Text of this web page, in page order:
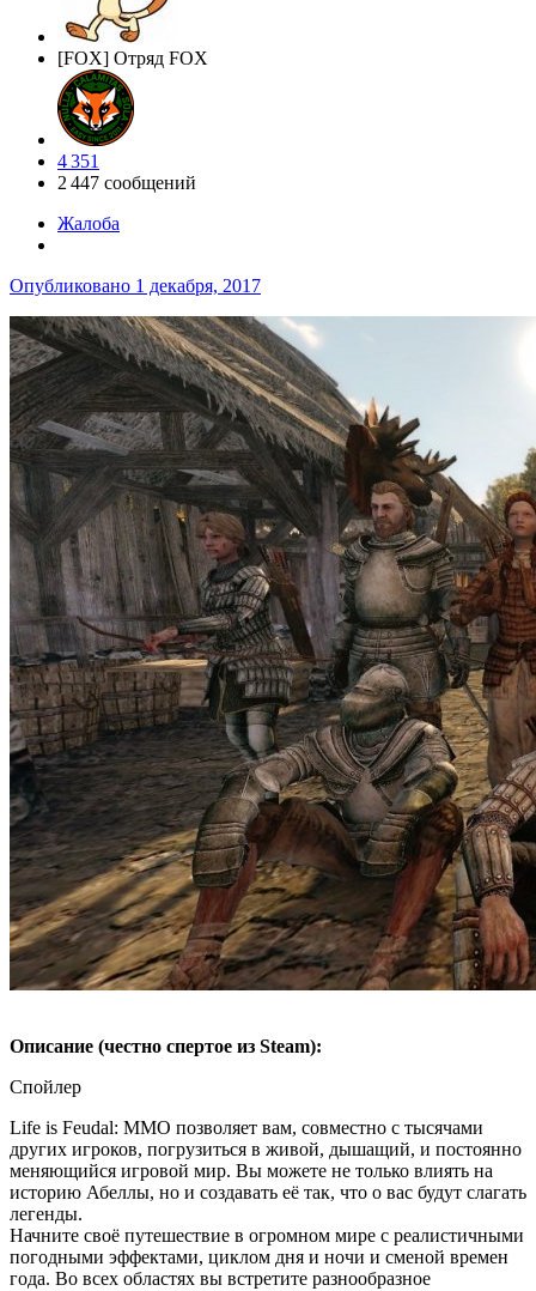
[FOX] Отряд FOX
4 351
2 447 сообщений
Жалоба
Опубликовано 1 декабря, 2017
Описание (честно спертое из Steam):
Спойлер
Life is Feudal: MMO позволяет вам, совместно с тысячами
других игроков, погрузиться в живой, дышащий, и постоянно
меняющийся игровой мир. Вы можете не только влиять на
историю Абеллы, но и создавать её так, что о вас будут слагать
легенды.
Начните своё путешествие в огромном мире с реалистичными
погодными эффектами, циклом дня и ночи и сменой времен
года. Во всех областях вы встретите разнообразное